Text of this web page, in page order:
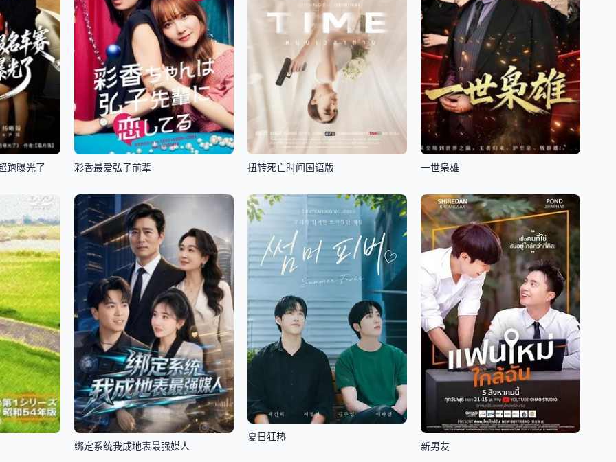
跑曝光了 彩香最爱弘子前辈 扭转死亡时间国语版 一世枭雄
绑定系统我成地表最强媒人
夏日狂热
新男友